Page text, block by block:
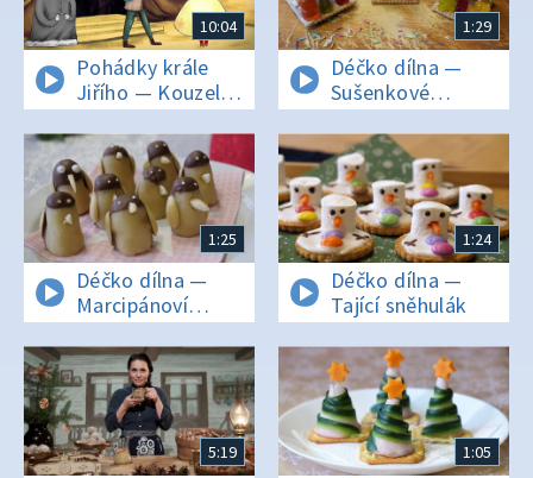
10:04
Pohádky krále
Jiřího — Kouzelný
kůň
1:29
Déčko dílna —
Sušenkové
jesličky
1:25
Déčko dílna —
Marcipánoví
tučňáci
1:24
Déčko dílna —
Tající sněhulák
5:19 1:05